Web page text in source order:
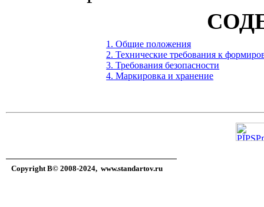
1. Общие положения
2. Технические требования к
3. Требования безопасности
4. Маркировка и хранение
Copyright В© 2008-2024, www.standartov.ru